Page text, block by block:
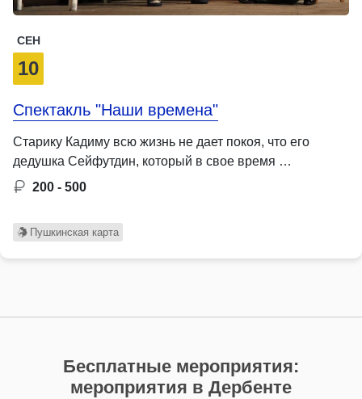
СЕН
10
Спектакль "Наши времена"
Старику Кадиму всю жизнь не дает покоя, что его
дедушка Сейфутдин, который в свое время …
200 - 500
Пушкинская карта
Бесплатные мероприятия:
мероприятия в Дербенте